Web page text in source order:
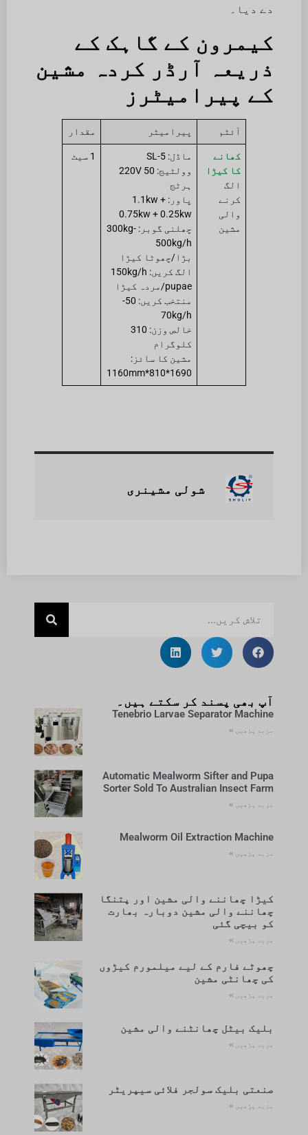
دے دیا۔
کیمرون کے گاہک کے
ذریعہ آرڈر کردہ مشین
کے پیرامیٹرز
آئٹم پیرامیٹر مقدار
کھانے
کا کیڑا
الگ
کرنے
والی
مشین
ماڈل: SL-5
وولٹیج: 220V 50
ہرٹج
پاور: 1.1kw +
0.75kw + 0.25kw
چھلنی گوبر: 300kg-
500kg/h
بڑا/چھوٹا کیڑا
الگ کریں: 150kg/h
pupae/مردہ کیڑا
منتخب کریں: 50-
70kg/h
خالص وزن: 310
کلوگرام
مشین کا سائز:
1690*810*1160mm
1 سیٹ
شولی مشینری
آپ بھی پسند کر سکتے ہیں۔
Tenebrio Larvae Separator Machine
مزید پڑھیں »
Automatic Mealworm Sifter and Pupa
Sorter Sold To Australian Insect Farm
مزید پڑھیں »
Mealworm Oil Extraction Machine
مزید پڑھیں »
کیڑا چھاننے والی مشین اور پتنگا
چھاننے والی مشین دوبارہ بھارت
کو بیچی گئی
مزید پڑھیں »
چھوٹے فارم کے لیے میلمورم کیڑوں
کی چھانٹی مشین
مزید پڑھیں »
بلیک بیٹل چھانٹنے والی مشین
مزید پڑھیں »
صنعتی بلیک سولجر فلائی سیپریٹر
مزید پڑھیں »